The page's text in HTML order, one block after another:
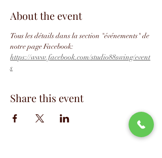
About the event
Tous les détails dans la section "événements" de
notre page Facebook:
https://www.facebook.com/studio88swing/event
s
Share this event